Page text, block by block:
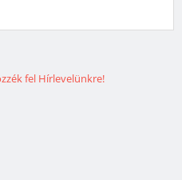
fel Hírlevelünkre!